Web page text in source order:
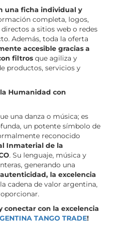
una ficha individual y
completa, logos,
a sitios web o redes
Además, toda la oferta
accesible gracias a
filtros que agiliza y
productos, servicios y
Humanidad con
una danza o música; es
un potente símbolo de
reconocido
Inmaterial de la
. Su lenguaje, música y
generando una
autenticidad, la excelencia
cadena de valor argentina,
conectar con la excelencia
TANGO TRADE!